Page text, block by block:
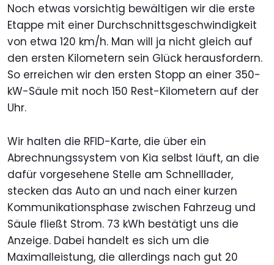
Noch etwas vorsichtig bewältigen wir die erste
Etappe mit einer Durchschnittsgeschwindigkeit
von etwa 120 km/h. Man will ja nicht gleich auf
den ersten Kilometern sein Glück herausfordern.
So erreichen wir den ersten Stopp an einer 350-
kW-Säule mit noch 150 Rest-Kilometern auf der
Uhr.
Wir halten die RFID-Karte, die über ein
Abrechnungssystem von Kia selbst läuft, an die
dafür vorgesehene Stelle am Schnelllader,
stecken das Auto an und nach einer kurzen
Kommunikationsphase zwischen Fahrzeug und
Säule fließt Strom. 73 kWh bestätigt uns die
Anzeige. Dabei handelt es sich um die
Maximalleistung, die allerdings nach gut 20